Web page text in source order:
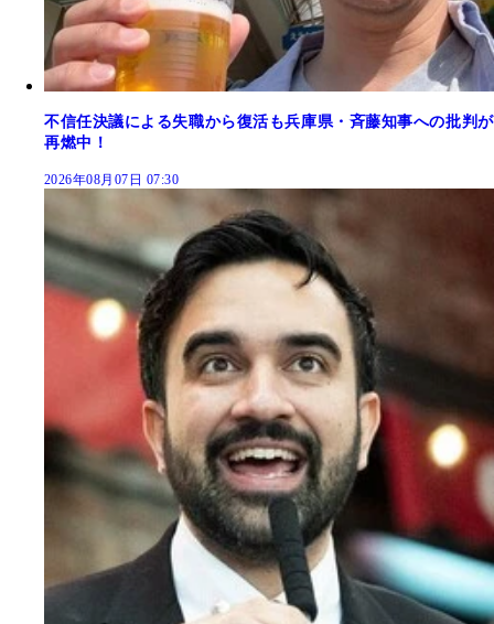
不信任決議による失職から復活も兵庫県・斉藤知事への批判が
再燃中！
2026年08月07日 07:30